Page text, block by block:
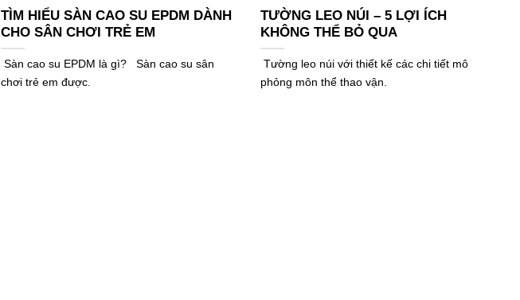
TÌM HIỂU SÀN CAO SU EPDM DÀNH
CHO SÂN CHƠI TRẺ EM
Sàn cao su EPDM là gì? Sàn cao su sân
chơi trẻ em được.
TƯỜNG LEO NÚI – 5 LỢI ÍCH
KHÔNG THỂ BỎ QUA
Tường leo núi với thiết kế các chi tiết mô
phỏng môn thể thao vận.